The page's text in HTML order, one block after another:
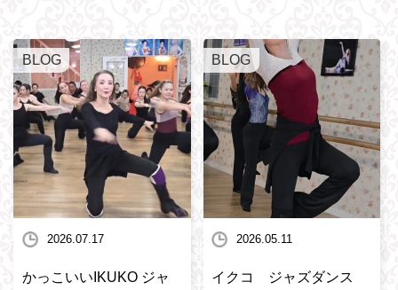
BLOG
2026.07.17
かっこいいIKUKO ジャ
BLOG
2026.05.11
イクコ ジャズダンス